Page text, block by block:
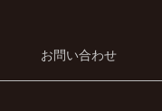
お問い合わせ